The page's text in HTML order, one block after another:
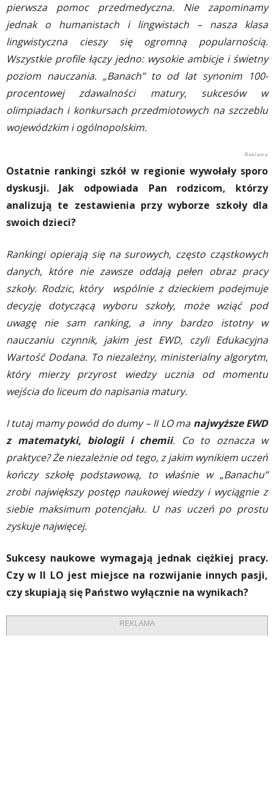
pierwsza pomoc przedmedyczna. Nie zapominamy
jednak o humanistach i lingwistach – nasza klasa
lingwistyczna cieszy się ogromną popularnością.
Wszystkie profile łączy jedno: wysokie ambicje i świetny
poziom nauczania. „Banach” to od lat synonim 100-
procentowej zdawalności matury, sukcesów w
olimpiadach i konkursach przedmiotowych na szczeblu
wojewódzkim i ogólnopolskim.
Ostatnie rankingi szkół w regionie wywołały sporo
dyskusji. Jak odpowiada Pan rodzicom, którzy
analizują te zestawienia przy wyborze szkoły dla
swoich dzieci?
Rankingi opierają się na surowych, często cząstkowych
danych, które nie zawsze oddają pełen obraz pracy
szkoły. Rodzic, który wspólnie z dzieckiem podejmuje
decyzję dotyczącą wyboru szkoły, może wziąć pod
uwagę nie sam ranking, a inny bardzo istotny w
nauczaniu czynnik, jakim jest EWD, czyli Edukacyjna
Wartość Dodana. To niezależny, ministerialny algorytm,
który mierzy przyrost wiedzy ucznia od momentu
wejścia do liceum do napisania matury.
I tutaj mamy powód do dumy – II LO ma najwyższe EWD
z matematyki, biologii i chemii. Co to oznacza w
praktyce? Że niezależnie od tego, z jakim wynikiem uczeń
kończy szkołę podstawową, to właśnie w „Banachu”
zrobi największy postęp naukowej wiedzy i wyciągnie z
siebie maksimum potencjału. U nas uczeń po prostu
zyskuje najwięcej.
Sukcesy naukowe wymagają jednak ciężkiej pracy.
Czy w II LO jest miejsce na rozwijanie innych pasji,
czy skupiają się Państwo wyłącznie na wynikach?
REKLAMA